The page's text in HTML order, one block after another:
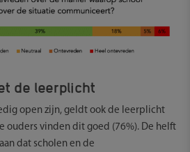
de leerplicht
open zijn, geldt ook de leerplicht
ouders vinden dit goed (76%). De helft
dat scholen en de